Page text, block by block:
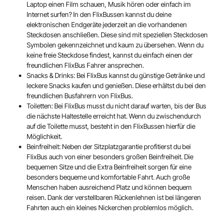
Laptop einen Film schauen, Musik hören oder einfach im
Internet surfen? In den FlixBussen kannst du deine
elektronischen Endgeräte jederzeit an die vorhandenen
Steckdosen anschließen. Diese sind mit speziellen Steckdosen
Symbolen gekennzeichnet und kaum zu übersehen. Wenn du
keine freie Steckdose findest, kannst du einfach einen der
freundlichen FlixBus Fahrer ansprechen.
Snacks & Drinks: Bei FlixBus kannst du günstige Getränke und
leckere Snacks kaufen und genießen. Diese erhältst du bei den
freundlichen Busfahrern von FlixBus.
Toiletten: Bei FlixBus musst du nicht darauf warten, bis der Bus
die nächste Haltestelle erreicht hat. Wenn du zwischendurch
auf die Toilette musst, besteht in den FlixBussen hierfür die
Möglichkeit.
Beinfreiheit: Neben der Sitzplatzgarantie profitierst du bei
FlixBus auch von einer besonders großen Beinfreiheit. Die
bequemen Sitze und die Extra Beinfreiheit sorgen für eine
besonders bequeme und komfortable Fahrt. Auch große
Menschen haben ausreichend Platz und können bequem
reisen. Dank der verstellbaren Rückenlehnen ist bei längeren
Fahrten auch ein kleines Nickerchen problemlos möglich.